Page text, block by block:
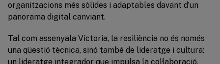
organitzacions més sòlides i adaptables davant d’un
panorama digital canviant.
Tal com assenyala Victoria, la resiliència no és només
una qüestió tècnica, sinó també de lideratge i cultura:
un lideratge integrador que impulsa la col·laboració,